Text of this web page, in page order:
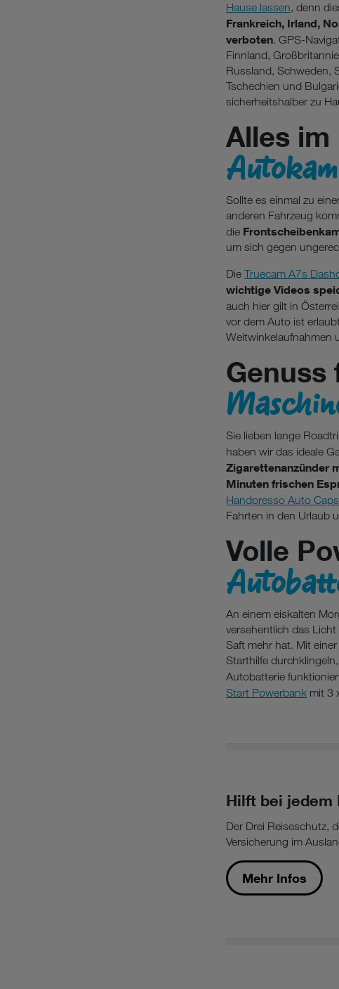
Hause lassen, denn
Frankreich, Irland,
verboten. GPS-
Finnland,
Russland, Schweden,
Tschechien und
sicherheitshalber zu
Alles
Sollte es einmal zu
anderen Fahrzeug
die
um sich gegen
Die Truecam A7s
wichtige Videos
auch hier gilt in
vor dem Auto ist
Weitwinkelaufnahmen
Genuss
Sie lieben lange
haben wir das ideale
Zigarettenanzünder
Minuten frischen
Handpresso Auto
Fahrten in den Urlaub
Volle
An einem eiskalten
versehentlich das
Saft mehr hat. Mit
Starthilfe
Autobatterie
Start Powerbank mit 3
Hilft bei jedem
Der Drei Reiseschutz,
Versicherung im
Mehr Infos